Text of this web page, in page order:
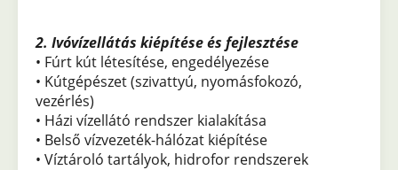
2. Ivóvízellátás kiépítése és fejlesztése
• Fúrt kút létesítése, engedélyezése
• Kútgépészet (szivattyú, nyomásfokozó,
vezérlés)
• Házi vízellátó rendszer kialakítása
• Belső vízvezeték-hálózat kiépítése
• Víztároló tartályok, hidrofor rendszerek